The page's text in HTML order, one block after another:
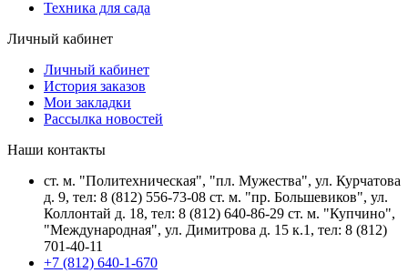
Техника для сада
Личный кабинет
Личный кабинет
История заказов
Мои закладки
Рассылка новостей
Наши контакты
ст. м. "Политехническая", "пл. Мужества", ул. Курчатова
д. 9, тел: 8 (812) 556-73-08 ст. м. "пр. Большевиков", ул.
Коллонтай д. 18, тел: 8 (812) 640-86-29 ст. м. "Купчино",
"Международная", ул. Димитрова д. 15 к.1, тел: 8 (812)
701-40-11
+7 (812) 640-1-670